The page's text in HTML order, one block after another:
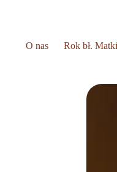
O nas Rok bł.